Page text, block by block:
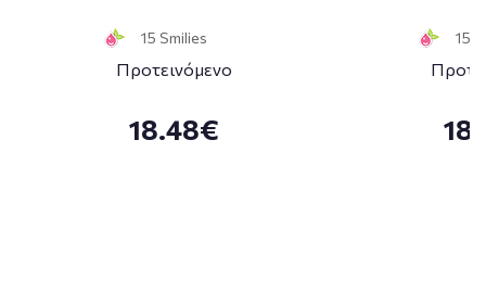
15 Smilies
Προτεινόμενο
18.48€
15